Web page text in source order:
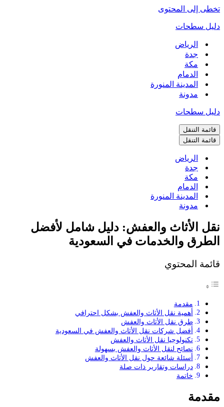
تخطى إلى المحتوى
دليل سطحات
الرياض
جدة
مكة
الدمام
المدينة المنورة
مدونة
دليل سطحات
قائمة التنقل
قائمة التنقل
الرياض
جدة
مكة
الدمام
المدينة المنورة
مدونة
نقل الأثاث والعفش: دليل شامل لأفضل
الطرق والخدمات في السعودية
قائمة المحتوي
مقدمة
أهمية نقل الأثاث والعفش بشكل احترافي
طرق نقل الأثاث والعفش
أفضل شركات نقل الأثاث والعفش في السعودية
تكنولوجيا نقل الأثاث والعفش
نصائح لنقل الأثاث والعفش بسهولة
أسئلة شائعة حول نقل الأثاث والعفش
دراسات وتقارير ذات صلة
خاتمة
مقدمة